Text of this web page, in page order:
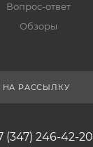
Вопрос-ответ
Обзоры
НА РАССЫЛКУ
(347) 246-42-20